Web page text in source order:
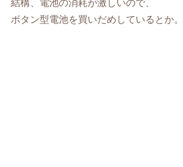
結構、電池の消耗が激しいので、
ボタン型電池を買いだめしているとか。